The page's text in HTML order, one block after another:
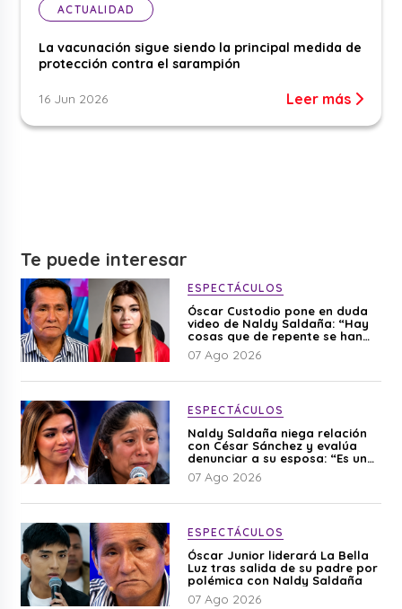
ACTUALIDAD
La vacunación sigue siendo la principal medida de
protección contra el sarampión
16 Jun 2026 Leer más
Te puede interesar
ESPECTÁCULOS
Óscar Custodio pone en duda
video de Naldy Saldaña: “Hay
cosas que de repente se han
editado”
07 Ago 2026
ESPECTÁCULOS
Naldy Saldaña niega relación
con César Sánchez y evalúa
denunciar a su esposa: “Es una
difamación”
07 Ago 2026
ESPECTÁCULOS
Óscar Junior liderará La Bella
Luz tras salida de su padre por
polémica con Naldy Saldaña
07 Ago 2026